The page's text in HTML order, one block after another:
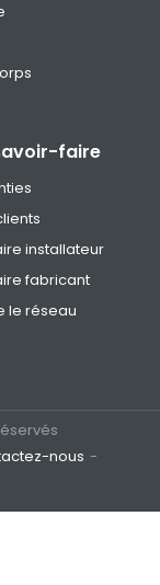
faire
installateur
fabricant
le réseau
nous